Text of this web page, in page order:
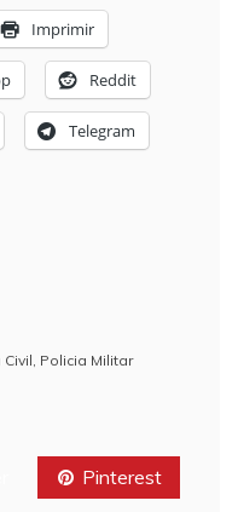
Imprimir
Reddit
Telegram
Civil, Policia Militar
Pinterest